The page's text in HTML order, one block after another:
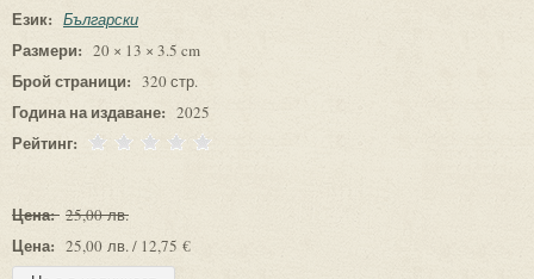
Език: Български
Размери: 20 × 13 × 3.5 cm
Брой страници: 320 стр.
Година на издаване: 2025
Рейтинг:
Цена: 25,00 лв.
Цена: 25,00 лв. / 12,75 €